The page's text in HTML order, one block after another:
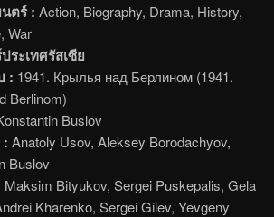
ตร์ : Action, Biography, Drama, History,
War
ระเทศรัสเซีย
: 1941. Крылья над Берлином (1941.
Berlinom)
Buslov
: Anatoly Usov, Aleksey Borodachyov,
Buslov
Maksim Bityukov, Sergei Puskepalis, Gela
Kharenko, Sergei Gilev, Yevgeny